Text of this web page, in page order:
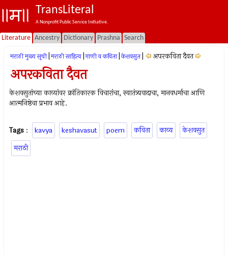
TransLiteral
A Nonprofit Public Service Initiative.
Literature Ancestry Dictionary Prashna Search
मराठी मुख्य सूची मराठी साहित्य गाणी व कविता केशवसुत अपरकविता दैवत
अपरकविता दैवत
केशवसुतांच्या काव्यांवर क्रांतिकारक विचारांचा, स्वातंत्र्यवादाचा, मानवधर्माचा आणि
आत्मनिष्ठेचा प्रभाव आहे.
Tags : kavya keshavasut poem कविता काव्य
केशवसुत
मराठी